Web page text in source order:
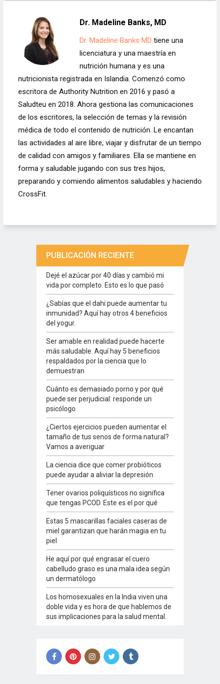
Dr. Madeline Banks, MD
Dr. Madeline Banks MD tiene una
licenciatura y una maestría en
nutrición humana y es una
nutricionista registrada en Islandia. Comenzó como
escritora de Authority Nutrition en 2016 y pasó a
Saludteu en 2018. Ahora gestiona las comunicaciones
de los escritores, la selección de temas y la revisión
médica de todo el contenido de nutrición. Le encantan
las actividades al aire libre, viajar y disfrutar de un tiempo
de calidad con amigos y familiares. Ella se mantiene en
forma y saludable jugando con sus tres hijos,
preparando y comiendo alimentos saludables y haciendo
CrossFit.
PUBLICACIÓN RECIENTE
Dejé el azúcar por 40 días y cambió mi
vida por completo. Esto es lo que pasó
¿Sabías que el dahi puede aumentar tu
inmunidad? Aquí hay otros 4 beneficios
del yogur.
Ser amable en realidad puede hacerte
más saludable. Aquí hay 5 beneficios
respaldados por la ciencia que lo
demuestran
Cuánto es demasiado porno y por qué
puede ser perjudicial: responde un
psicólogo
¿Ciertos ejercicios pueden aumentar el
tamaño de tus senos de forma natural?
Vamos a averiguar
La ciencia dice que comer probióticos
puede ayudar a aliviar la depresión
Tener ovarios poliquísticos no significa
que tengas PCOD. Este es el por qué
Estas 5 mascarillas faciales caseras de
miel garantizan que harán magia en tu
piel
He aquí por qué engrasar el cuero
cabelludo graso es una mala idea según
un dermatólogo
Los homosexuales en la India viven una
doble vida y es hora de que hablemos de
sus implicaciones para la salud mental.